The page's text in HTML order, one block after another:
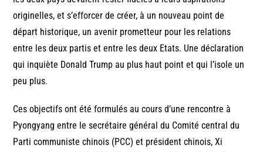
originelles, et s’efforcer de créer, à un nouveau point de
départ historique, un avenir prometteur pour les relations
entre les deux partis et entre les deux Etats. Une déclaration
qui inquiète Donald Trump au plus haut point et qui l’isole un
peu plus.
Ces objectifs ont été formulés au cours d’une rencontre à
Pyongyang entre le secrétaire général du Comité central du
Parti communiste chinois (PCC) et président chinois, Xi